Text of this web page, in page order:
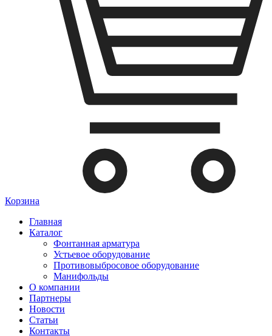
Корзина
Главная
Каталог
Фонтанная арматура
Устьевое оборудование
Противовыбросовое оборудование
Манифольды
О компании
Партнеры
Новости
Статьи
Контакты